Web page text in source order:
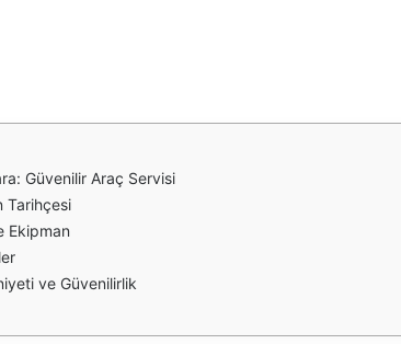
Güvenilir Araç Servisi
Tarihçesi
Ekipman
ve Güvenilirlik